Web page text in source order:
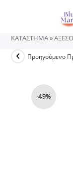
ΚΑΤΑΣΤΗΜΑ»
-49%
Προηγούμενο